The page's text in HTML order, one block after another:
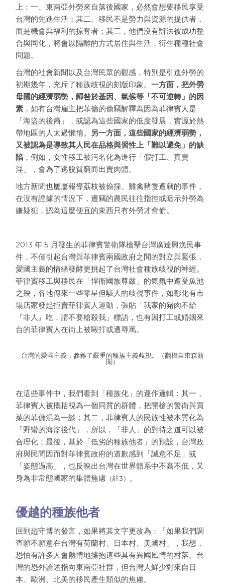
上：一、東南亞外勞來自落後國家，必然會想要移民享受
台灣的先進生活；其二、移民不是勞力與資源的提供者，
而是機會與福利的掠奪者；其三，他們沒有辦法被成功整
合與同化，將會以隔離的方式居住與生活，衍生種種社會
問題。
台灣的社會新聞以及台灣民眾的觀感，特別是引進外勞的
初期幾年，充斥了種族歧視的刻版印象。一方面，把外勞
母國的經濟弱勢，歸咎於基因、氣候等「不可逆轉」的因
素 ，如有台灣雇主把菲傭的偷竊解釋為因為菲律賓人是
「海盜的後裔」，或認為這些國家的低度發展，實源於熱
帶地區的人太過懶惰。 另一方面，這些國家的經濟弱勢，
又被認為是導致其人民在品格與習性上「難以避免」的缺
陷 ，例如，女性移工被污名化為進行「假打工、真賣
淫」，會為了逃脫貧窮而出賣肉體。
地方新聞也屢屢報導荔枝被偷採、雞禽豬隻遭竊的事件，
在沒有證據的情況下，遭竊的農民往往指控或暗示外勞為
嫌疑犯，認為這麼便宜的東西只有外勞才會偷。
2013 年 5 月發生的菲律賓警衛隊槍擊台灣廣達興漁民事
件，不僅引起台灣與菲律賓兩國政府之間的對立與緊張，
愛國主義的情緒發酵更挑起了台灣社會種族歧視的神經。
菲律賓移工與移民在「悍衛國族尊嚴」的氣氛中遭受魚池
之殃，各地傳來一些零星但駭人的歧視事件，如彰化有市
場店家發起拒賣菲律賓人運動，張貼「我家的豬肉不給
『非人』吃，請不要槍殺我」標語，也有因打工或婚姻來
台的菲律賓人在街上被毆打或遭辱罵。
台灣的愛國主義，參雜了嚴重的種族主義歧視。（翻攝自東森新
聞）
在這些事件中，我們看到「種族化」的運作邏輯：其一，
菲律賓人被概括視為一個同質的群體，把開槍的警衛與買
菜的菲傭混為一談；其二，菲律賓人的民族性被本質化為
「野蠻的海盜後代」，所以，「非人」的對待之道可以被
合理化；最後，基於「低劣的種族他者」的預設，台灣政
府與民間因而對菲律賓政府的道歉感到「誠意不足」或
「姿態過高」，也反映出台灣在世界體系中不高不低，又
身為非常態國家的集體焦慮 （註3） 。
優越的種族他者
回到趙守博的發言，如果將其文字更改為：「如果我們調
查願不願意在台灣有荷蘭村、日本村、美國村」，我想，
恐怕有許多人會熱情地擁抱這些具有異國風情的村落。台
灣的恐外論述指向東南亞社群，但台灣人鮮少對來自日
本、歐洲、北美的移民產生類似的焦慮。